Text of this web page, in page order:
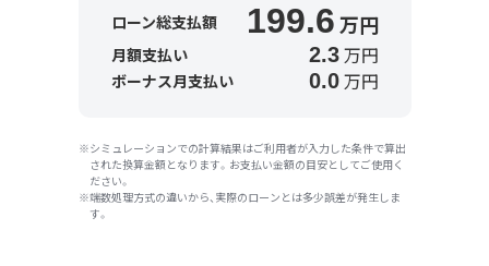
ローン総支払額 199.6万円
月額支払い 2.3 万円
ボーナス月支払い 0.0 万円
シミュレーションでの計算結果はご利用者が入力した条件で算出
された換算金額となります。お支払い金額の目安としてご使用く
ださい。
端数処理方式の違いから、実際のローンとは多少誤差が発生しま
す。